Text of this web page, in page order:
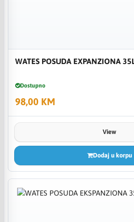
WATES POSUDA EXPANZIONA 35L
Dostupno
98,00 KM
View
Dodaj u korpu